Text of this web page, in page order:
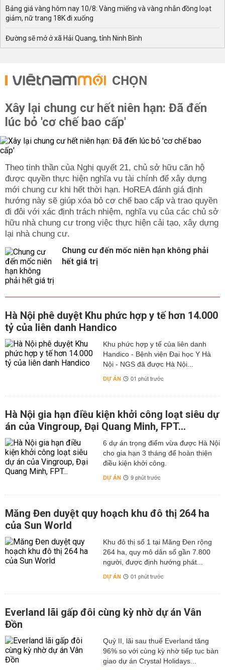
Bảng giá vàng hôm nay 10/8: Vàng miếng và vàng nhẫn đồng loạt
giảm, nữ trang 18K đi xuống
Đường sẽ mở ở xã Hải Quang, tỉnh Ninh Bình
CHỌN
Xây lại chung cư hết niên hạn: Đã đến
lúc bỏ 'cơ chế bao cấp'
Theo tinh thần của Nghị quyết 21, chủ sở hữu căn hộ
được quyền thực hiện nghĩa vụ tài chính để xây dựng
mới chung cư khi hết thời hạn. HoREA đánh giá định
hướng này sẽ giúp xóa bỏ cơ chế bao cấp và trao quyền
đi đôi với xác định trách nhiệm, nghĩa vụ của các chủ sở
hữu nhà chung cư trong việc thực hiện cải tạo, xây dựng
lại nhà chung cư.
Chung cư đến mốc niên hạn không phải
hết giá trị
Hà Nội phê duyệt Khu phức hợp y tế hơn 14.000
tỷ của liên danh Handico
Khu phức hợp y tế của liên danh
Handico - Bệnh viện Đại học Y Hà
Nội - NGS đã được Hà Nội...
DỰ ÁN 01 phút trước
Hà Nội gia hạn điều kiện khởi công loạt siêu dự
án của Vingroup, Đại Quang Minh, FPT...
6 dự án trọng điểm vừa được Hà Nội
cho gia hạn 3 tháng để hoàn thiện
điều kiện khởi công.
DỰ ÁN 9 phút trước
Măng Đen duyệt quy hoạch khu đô thị 264 ha
của Sun World
Khu đô thị số 1 tại Măng Đen rộng
264 ha, quy mô dân số gần 7.800
người, được định hướng phát...
DỰ ÁN 01 phút trước
Everland lãi gấp đôi cùng kỳ nhờ dự án Vân
Đồn
Quý II, lãi sau thuế Everland tăng
96% so với cùng kỳ nhờ tiếp tục bàn
giao dự án Crystal Holidays...